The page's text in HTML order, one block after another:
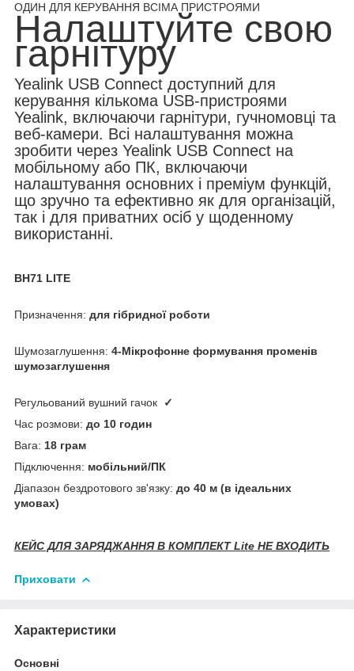
ОДИН ДЛЯ КЕРУВАННЯ ВСІМА ПРИСТРОЯМИ
Налаштуйте свою
гарнітуру
Yealink USB Connect доступний для
керування кількома USB-пристроями
Yealink, включаючи гарнітури, гучномовці та
веб-камери. Всі налаштування можна
зробити через Yealink USB Connect на
мобільному або ПК, включаючи
налаштування основних і преміум функцій,
що зручно та ефективно як для організацій,
так і для приватних осіб у щоденному
використанні.
BH71 LITE
Призначення: для гібридної роботи
Шумозаглушення: 4-Мікрофонне формування променів
шумозаглушення
Регульований вушний гачок
✓
Час розмови: до 10 годин
Вага: 18 грам
Підключення: мобільний/ПК
Діапазон бездротового зв'язку: до 40 м (в ідеальних
умовах)
КЕЙС ДЛЯ ЗАРЯДЖАННЯ В КОМПЛЕКТ Lite НЕ ВХОДИТЬ
Приховати
Характеристики
Основні